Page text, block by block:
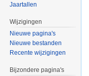
Jaartallen
Wijzigingen
Nieuwe pagina's
Nieuwe bestanden
Recente wijzigingen
Bijzondere pagina's